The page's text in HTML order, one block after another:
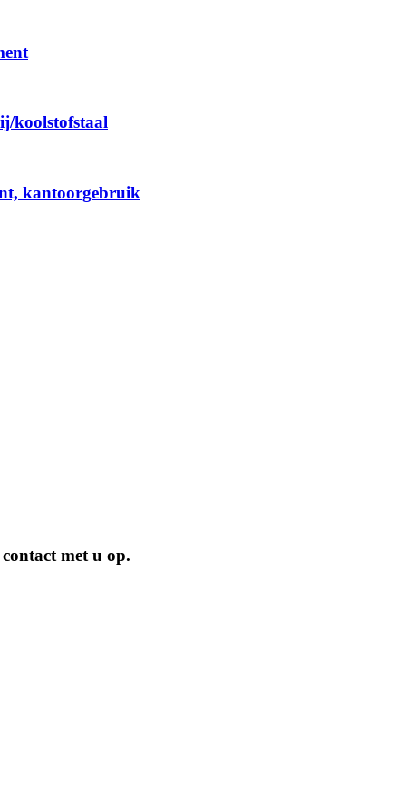
koolstofstaal
kantoorgebruik
met u op.